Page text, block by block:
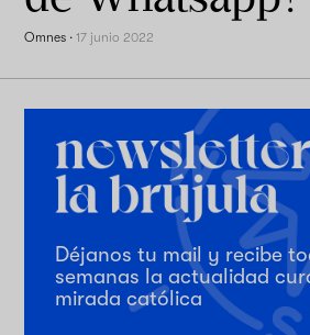
Omnes ·17 junio 2022
Déjanos tu mail y recibe
semanas la actualidad
mirada católica